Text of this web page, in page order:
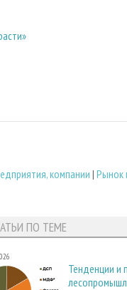
компании| Рынок
ПО ТЕМЕ
Тенденции и